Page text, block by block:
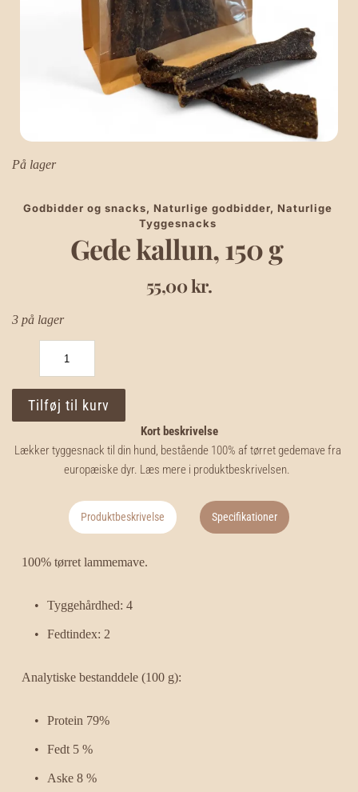
På lager
Godbidder og snacks, Naturlige godbidder, Naturlige
Tyggesnacks
Gede kallun, 150 g
55,00kr.
3 på lager
kallun,
150
g
antal
Tilføj til kurv
Kort beskrivelse
Lækker tyggesnack til din hund, bestående 100% af tørret gedemave fra
europæiske dyr. Læs mere i produktbeskrivelsen.
Produktbeskrivelse Specifikationer
100% tørret lammemave.
Tyggehårdhed: 4
Fedtindex: 2
Analytiske bestanddele (100 g):
Protein 79%
Fedt 5 %
Aske 8 %